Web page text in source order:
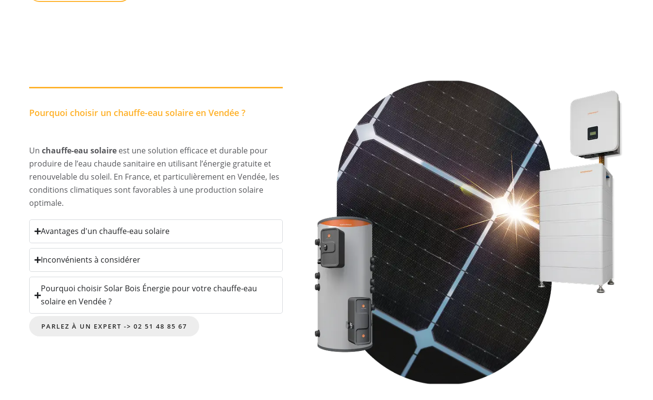
Pourquoi choisir un chauffe-eau solaire en Vendée ?
Un chauffe-eau solaire est une solution efficace et durable pour
produire de l’eau chaude sanitaire en utilisant l’énergie gratuite et
renouvelable du soleil. En France, et particulièrement en Vendée, les
conditions climatiques sont favorables à une production solaire
optimale.
Avantages d'un chauffe-eau solaire
Inconvénients à considérer
Pourquoi choisir Solar Bois Énergie pour votre chauffe-eau
solaire en Vendée ?